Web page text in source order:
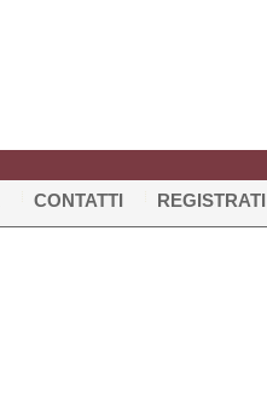
CONTATTI REGISTRATI